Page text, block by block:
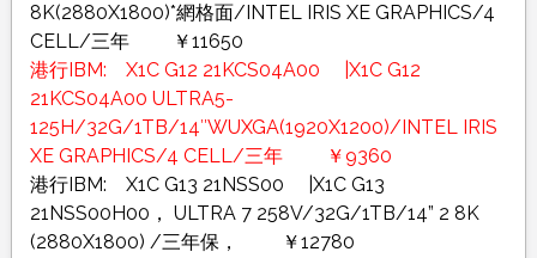
8K(2880X1800)*網格面/INTEL IRIS XE GRAPHICS/4
CELL/三年 ￥11650
港行IBM: X1C G12 21KCS04A00 |X1C G12
21KCS04A00 ULTRA5-
125H/32G/1TB/14″WUXGA(1920X1200)/INTEL IRIS
XE GRAPHICS/4 CELL/三年 ￥9360
港行IBM: X1C G13 21NSS00 |X1C G13
21NSS00H00， ULTRA 7 258V/32G/1TB/14” 2 8K
(2880X1800) /三年保， ￥12780